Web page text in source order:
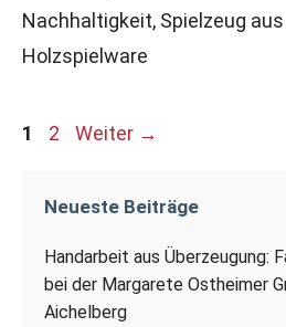
Nachhaltigkeit, Spielzeug
Holzspielware
Seite
1 Seite
2 Weiter →
Neueste Beiträge
Handarbeit aus Überzeugung:
bei der Margarete Ostheimer
Aichelberg